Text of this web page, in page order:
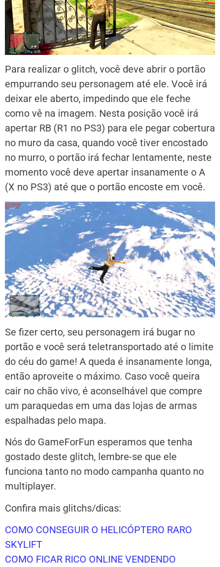
Para realizar o glitch, você deve abrir o portão
empurrando seu personagem até ele. Você irá
deixar ele aberto, impedindo que ele feche
como vê na imagem. Nesta posição você irá
apertar RB (R1 no PS3) para ele pegar cobertura
no muro da casa, quando você tiver encostado
no murro, o portão irá fechar lentamente, neste
momento você deve apertar insanamente o A
(X no PS3) até que o portão encoste em você.
Se fizer certo, seu personagem irá bugar no
portão e você será teletransportado até o limite
do céu do game! A queda é insanamente longa,
então aproveite o máximo. Caso você queira
cair no chão vivo, é aconselhável que compre
um paraquedas em uma das lojas de armas
espalhadas pelo mapa.
Nós do GameForFun esperamos que tenha
gostado deste glitch, lembre-se que ele
funciona tanto no modo campanha quanto no
multiplayer.
Confira mais glitchs/dicas:
COMO CONSEGUIR O HELICÓPTERO RARO
SKYLIFT
COMO FICAR RICO ONLINE VENDENDO